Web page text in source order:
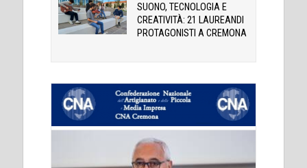
SUONO, TECNOLOGIA E
CREATIVITÀ: 21 LAUREANDI
PROTAGONISTI A CREMONA